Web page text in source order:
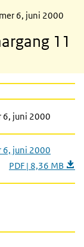
6, juni 2000
11
6, juni 2000
6, juni 2000
PDF | 8,36 MB